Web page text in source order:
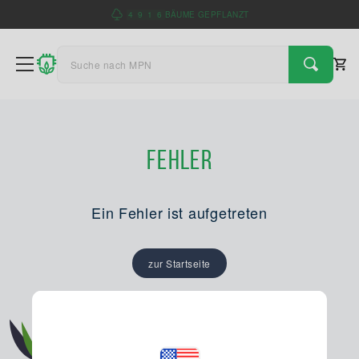
4 9 1 6 BÄUME GEPFLANZT
Fehler
Ein Fehler ist aufgetreten
zur Startseite